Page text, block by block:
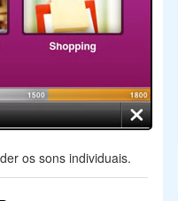
os sons individuais.